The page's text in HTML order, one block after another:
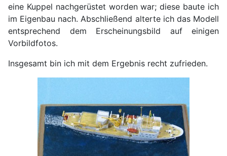
eine Kuppel nachgerüstet worden war; diese baute ich
im Eigenbau nach. Abschließend alterte ich das Modell
entsprechend dem Erscheinungsbild auf einigen
Vorbildfotos.
Insgesamt bin ich mit dem Ergebnis recht zufrieden.